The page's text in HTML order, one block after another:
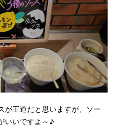
が王道だと思いますが、ソー
いいですよ～♪